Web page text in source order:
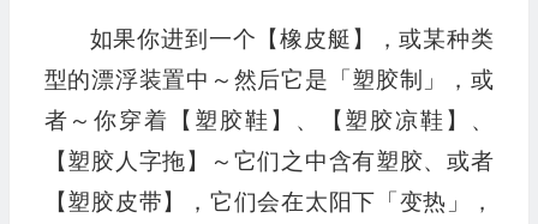
如果你进到一个【橡皮艇】，或某种类
型的漂浮装置中～然后它是「塑胶制」，或
者～你穿着【塑胶鞋】、【塑胶凉鞋】、
【塑胶人字拖】～它们之中含有塑胶、或者
【塑胶皮带】，它们会在太阳下「变热」，